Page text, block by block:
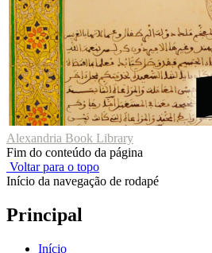
Alexandria Book Library
Fim do conteúdo da página
Voltar para o topo
Início da navegação de rodapé
Principal
Início